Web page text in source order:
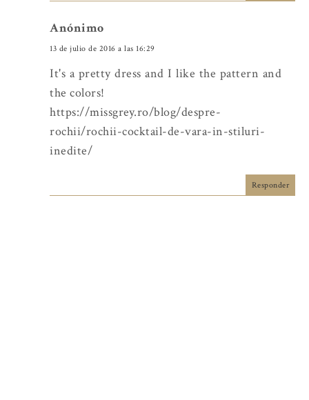
Anónimo
13 de julio de 2016 a las 16:29
It's a pretty dress and I like the pattern and
the colors!
https://missgrey.ro/blog/despre-
rochii/rochii-cocktail-de-vara-in-stiluri-
inedite/
Responder